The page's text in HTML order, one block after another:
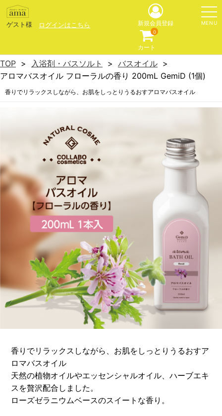
ゲスト様 ログインはこちら MENU
新規会員登録
カート
0
TOP 入浴剤・バスソルト
バスオイル
アロマバスオイル フローラルの香り 200mL GemiD (1個)
香りでリラックスしながら、お肌をしっとりうるおすアロマバスオイル
香りでリラックスしながら、お肌をしっとりうるおすア
ロマバスオイル
天然の植物オイルやエッセンシャルオイル、ハーブエキ
スを贅沢配合しました。
ローズゼラニウムベースのスイートな香り。